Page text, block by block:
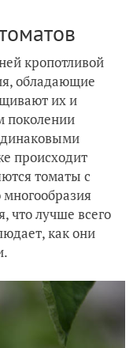
кропотливой
обладающие
их и
поколении
происходит
томаты с
что лучше всего
как они